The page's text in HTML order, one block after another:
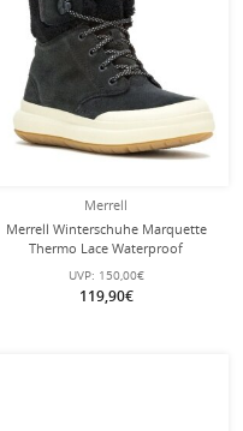
Merrell
Merrell Winterschuhe Marquette
Thermo Lace Waterproof
(Veloursleder, wasserdicht) schwarz
Damen
UVP: 150,00€
119,90€